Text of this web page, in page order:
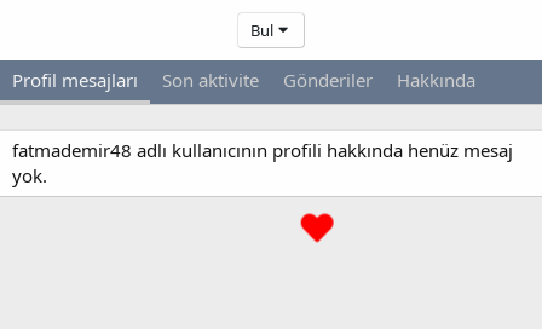
Bul
Profil mesajları Son aktivite Gönderiler Hakkında
fatmademir48 adlı kullanıcının profili hakkında henüz mesaj
yok.